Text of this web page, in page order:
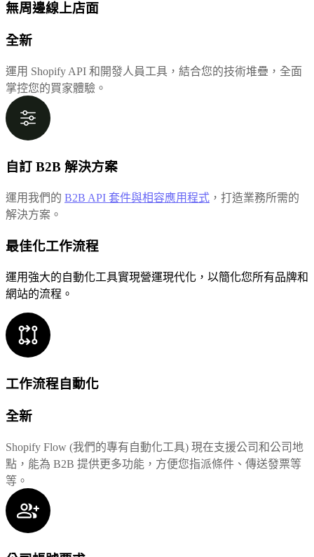
無周邊線上店面
全新
運用 Shopify API 和開發人員工具，結合您的技術堆疊，全面
掌控您的買家體驗。
自訂 B2B 解決方案
運用我們的 B2B API 套件與相容應用程式 ，打造業務所需的
解決方案。
最佳化工作流程
運用強大的自動化工具實現營運現代化，以簡化您所有品牌和
網站的流程。
工作流程自動化
全新
Shopify Flow (我們的專有自動化工具) 現在支援公司和公司地
點，能為 B2B 提供更多功能，方便您指派條件、傳送發票等
等。